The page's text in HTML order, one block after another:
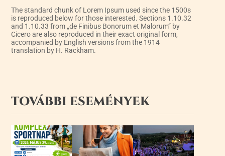
The standard chunk of Lorem Ipsum used since the 1500s
is reproduced below for those interested. Sections 1.10.32
and 1.10.33 from „de Finibus Bonorum et Malorum” by
Cicero are also reproduced in their exact original form,
accompanied by English versions from the 1914
translation by H. Rackham.
TOVÁBBI ESEMÉNYEK